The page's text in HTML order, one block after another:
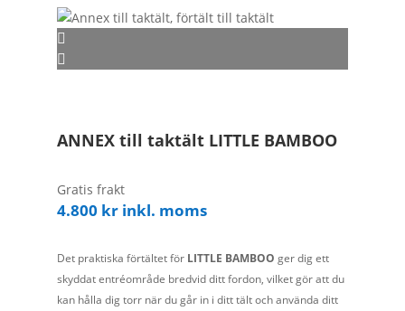
ANNEX till taktält LITTLE BAMBOO
Gratis frakt
4.800 kr inkl. moms
Det praktiska förtältet för LITTLE BAMBOO ger dig ett
skyddat entréområde bredvid ditt fordon, vilket gör att du
kan hålla dig torr när du går in i ditt tält och använda ditt